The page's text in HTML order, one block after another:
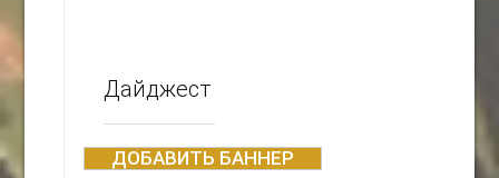
Дайджест
ДОБАВИТЬ БАННЕР